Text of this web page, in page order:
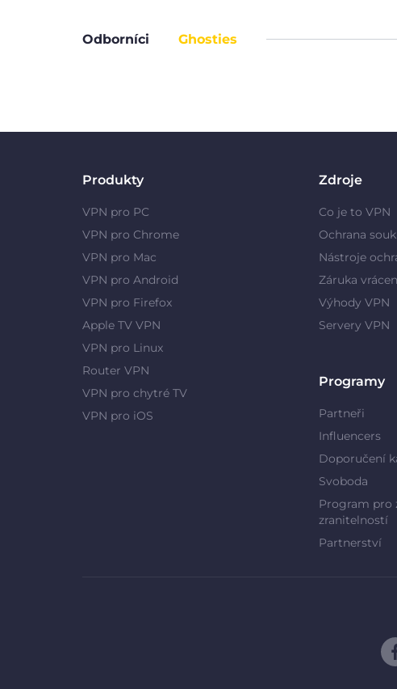
Odborníci Ghosties
Produkty
VPN pro PC
VPN pro Chrome
VPN pro Mac
VPN pro Android
VPN pro Firefox
Apple TV VPN
VPN pro Linux
Router VPN
VPN pro chytré TV
VPN pro iOS
Zdroje
Co je to VPN
Ochrana
Nástroje
Záruka
Výhody VPN
Servery VPN
Programy
Partneři
Influencers
Doporučení
Svoboda
Program pro
zranitelností
Partnerství